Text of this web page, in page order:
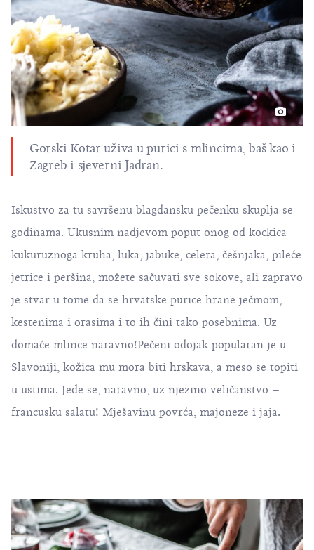
Gorski Kotar uživa u purici s mlincima, baš kao i
Zagreb i sjeverni Jadran.
Iskustvo za tu savršenu blagdansku pečenku skuplja se
godinama. Ukusnim nadjevom poput onog od kockica
kukuruznoga kruha, luka, jabuke, celera, češnjaka, pileće
jetrice i peršina, možete sačuvati sve sokove, ali zapravo
je stvar u tome da se hrvatske purice hrane ječmom,
kestenima i orasima i to ih čini tako posebnima. Uz
domaće mlince naravno!Pečeni odojak popularan je u
Slavoniji, kožica mu mora biti hrskava, a meso se topiti
u ustima. Jede se, naravno, uz njezino veličanstvo –
francusku salatu! Mješavinu povrća, majoneze i jaja.